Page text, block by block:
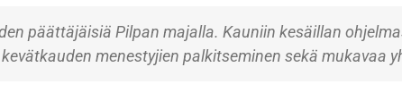
päättäjäisiä Pilpan majalla. Kauniin kesäillan
menestyjien palkitseminen sekä mukavaa